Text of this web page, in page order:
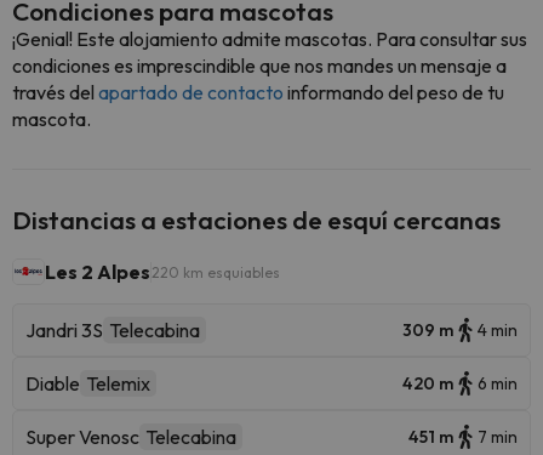
Condiciones para mascotas
¡Genial! Este alojamiento admite mascotas. Para consultar sus
condiciones es imprescindible que nos mandes un mensaje a
través del apartado de contacto informando del peso de tu
mascota.
Distancias a estaciones de esquí cercanas
Les 2 Alpes 220 km esquiables
Jandri 3S Telecabina 309 m 4 min
Diable Telemix 420 m 6 min
Super Venosc Telecabina 451 m 7 min